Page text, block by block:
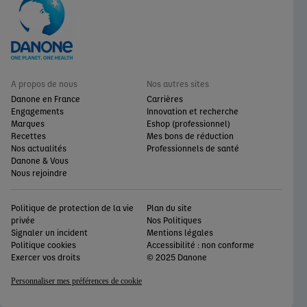
A propos de nous
Danone en France
Engagements
Marques
Recettes
Nos actualités
Danone & Vous
Nous rejoindre
Nos autres sites
Carrières
Innovation et recherche
Eshop (professionnel)
Mes bons de réduction
Professionnels de santé
Politique de protection de la vie
privée
Signaler un incident
Politique cookies
Exercer vos droits
Personnaliser mes préférences de cookie
Plan du site
Nos Politiques
Mentions légales
Accessibilité : non conforme
© 2025 Danone